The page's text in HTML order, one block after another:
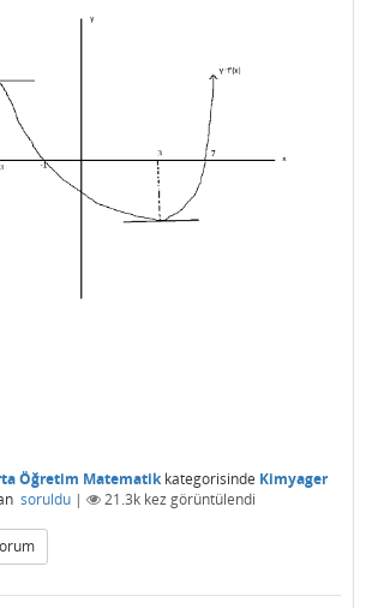
Öğretim Matematikkategorisinde Kimyager
soruldu | 21.3k kez görüntülendi